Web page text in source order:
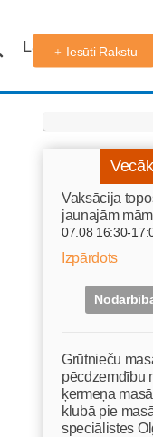
Labdarības fonds
Iesūti Rakstu
Vaksācija
jaunajām
07.08 16:30-
Izpārdots
Grūtnieču
pēcdzemdību
ķermeņa
klubā pie
speciālistes